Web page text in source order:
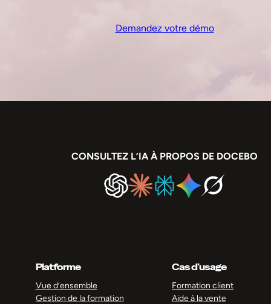
Demandez votre démo
CONSULTEZ L’IA À PROPOS DE DOCEBO
Platforme
Vue d’ensemble
Gestion de la formation
Cas d’usage
Formation client
Aide à la vente